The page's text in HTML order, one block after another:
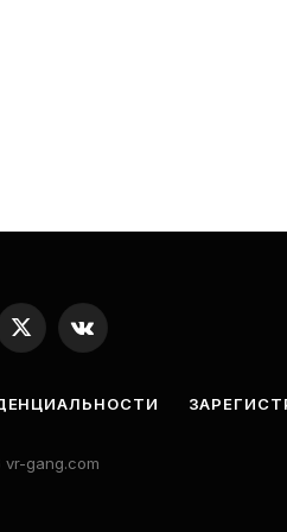
X
(Twitter)
VKontakte
gang.com